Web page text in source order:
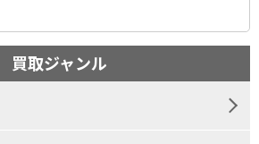
買取ジャンル